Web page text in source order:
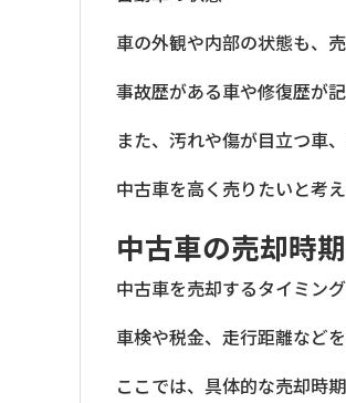
車の外観や内部の状態も、
事故歴がある車や修復歴が
また、汚れや傷が目立つ車
中古車を高く売りたいと考
中古車の売却時
中古車を売却するタイミン
車検や税金、走行距離など
ここでは、具体的な売却時